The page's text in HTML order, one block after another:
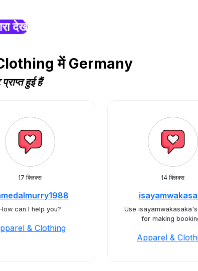
देखें
Clothing में Germany
हुई हैं
17 क्लिक्स
can I help you?
& Clothing
14 क्लिक्स
Use
for making
Apparel &